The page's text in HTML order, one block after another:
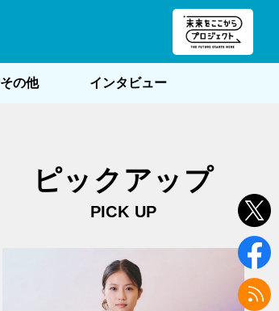
その他 インタビュー
ピックアップ
PICK UP